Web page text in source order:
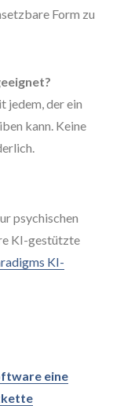
Form zu
jedem, der ein
kann. Keine
psychischen
KI-gestützte
KI-
eine